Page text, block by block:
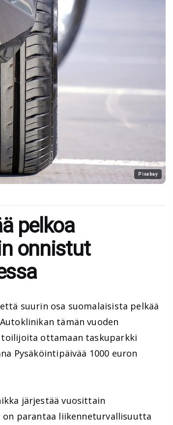
Pixabay
pelkoa
onnistut
suurin osa suomalaisista pelkää
tämän vuoden
ottamaan taskuparkki
Pysäköintipäivää 1000 euron
järjestää vuosittain
on parantaa liikenneturvallisuutta